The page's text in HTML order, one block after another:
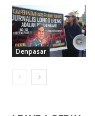
Denpasar